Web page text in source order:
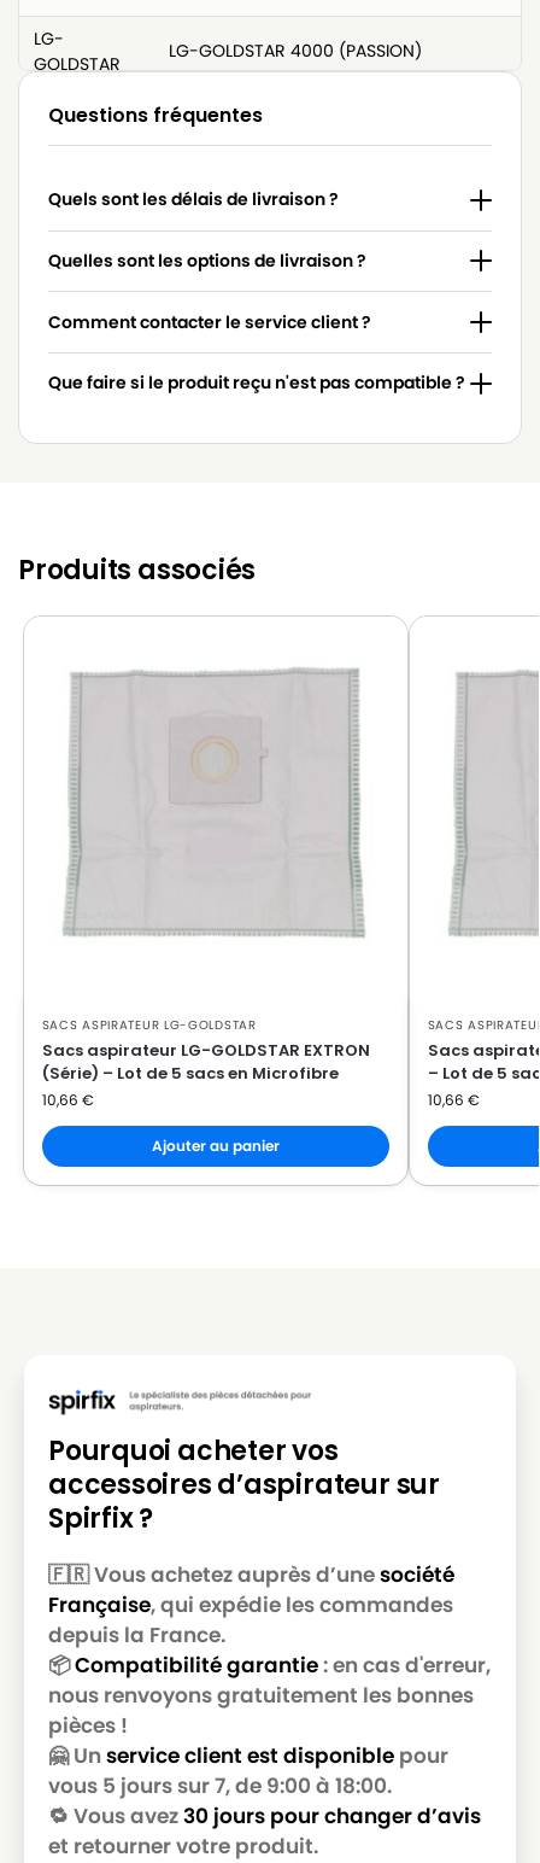
LG-
GOLDSTAR
LG-GOLDSTAR 4000 (PASSION)
LG-
LG-GOLDSTAR 4200 (PASSION)
GOLDSTAR
LG-GOLDSTAR 5000 (PASSION)
LG-
GOLDSTAR
LG-GOLDSTAR BASIC (Série)
LG-
GOLDSTAR
LG-GOLDSTAR BONN (Série)
LG-
GOLDSTAR
LG-GOLDSTAR FVD 370
LG-GOLDSTAR PASSION (Série)
GOLDSTAR
LG-GOLDSTAR PASSION 3500
GOLDSTAR
LG-GOLDSTAR PASSION 3544
GOLDSTAR
LG-GOLDSTAR PASSION 3800
LG-
GOLDSTAR
LG-GOLDSTAR PASSION 4200
LG-
GOLDSTAR
LG-GOLDSTAR REY (Série)
LG-
GOLDSTAR
LG-GOLDSTAR T 2700
LG-
GOLDSTAR
LG-GOLDSTAR T 2750
LG-
GOLDSTAR
LG-
GOLDSTAR
LG-GOLDSTAR T 2950
LG-
GOLDSTAR
LG-GOLDSTAR T 2990
LG-
GOLDSTAR
LG-GOLDSTAR T 3800
LG-
GOLDSTAR
LG-GOLDSTAR T 3900
Questions fréquentes
Quels sont les délais de livraison ?
Quelles sont les options de livraison ?
Comment contacter le service client ?
Que faire si le produit reçu n'est pas compatible ?
Produits associés
SACS ASPIRATEUR LG-GOLDSTAR
Sacs aspirateur LG-GOLDSTAR EXTRON
(Série) – Lot de 5 sacs en Microfibre
10,66 €
Ajouter au panier
SACS
Sacs
– Lot de 5
10,66 €
Pourquoi acheter vos
accessoires d’aspirateur sur
Spirfix ?
🇫🇷 Vous achetez auprès d’unesociété
Française, qui expédie les commandes
depuis la France.
📦Compatibilité garantie: en cas d'erreur,
nous renvoyons gratuitement les bonnes
pièces !
🤗 Un service client est disponible pour
vous 5 jours sur 7, de 9:00 à 18:00.
🔁 Vous avez30 jours pour changer d’avis
et retourner votre produit.